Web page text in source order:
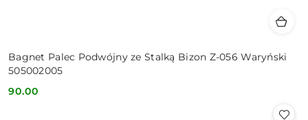
Bagnet Palec Podwójny ze Stalką Bizon Z-056 Waryński
505002005
Cena:
90.00